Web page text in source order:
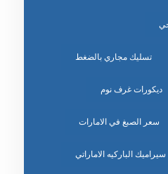
تسليك مجاري بالضغط
ديكورات غرف نوم
سعر الصبغ في الامارات
سيراميك الباركيه الاماراتي